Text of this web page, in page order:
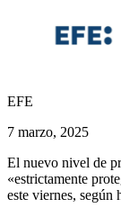
EFE
7 marzo, 2025
El nuevo nivel de
«estrictamente
este viernes, según